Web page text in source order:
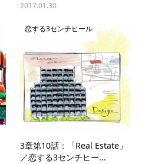
2017.01.30
恋する3センチヒール
3章第10話：「Real Estate」
／恋する3センチヒー...